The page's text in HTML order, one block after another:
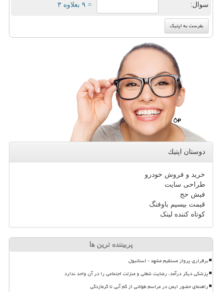
سوال: = ۹ بعلاوه ۳
دوستان اپتیك
خرید و فروش خودرو
طراحی سایت
فیش حج
قیمت بیسیم باوفنگ
کوتاه کننده لینک
پربیننده ترین ها
برقراری پرواز مستقیم مشهد - استانبول
پزشکی دیگر درآمد، رضایت شغلی و منزلت اجتماعی را در آن واحد ندارد
راهنمای حضور ایمن در مراسم طولانی از کم آبی تا گرمازدگی